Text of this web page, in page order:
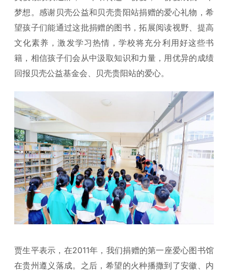
梦想。感谢贝壳公益和贝壳贵阳站捐赠的爱心礼物，希
望孩子们能通过这批捐赠的图书，拓展阅读视野、提高
文化素养，激发学习热情，学校将充分利用好这些书
籍，相信孩子们会从中汲取知识和力量，用优异的成绩
回报贝壳公益基金会、贝壳贵阳站的爱心。
贾生平表示，在2011年，我们捐赠的第一座爱心图书馆
在贵州遵义落成。之后，希望的火种播撒到了安徽、内